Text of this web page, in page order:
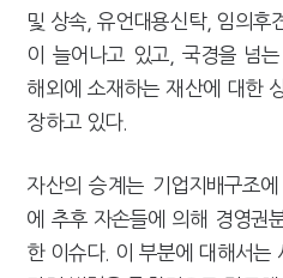
및 상속, 유언대용신탁, 임의후
이 늘어나고 있고, 국경을 넘
해외에 소재하는 재산에 대한
장하고 있다.
자산의 승계는 기업지배구조
에 추후 자손들에 의해 경영권
한 이슈다. 이 부분에 대해서는